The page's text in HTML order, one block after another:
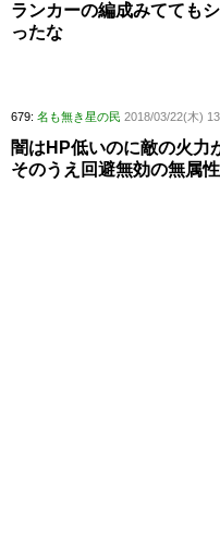
ランカーの編成みてても
ったな
679: 名も無き星の民 2018/03/22(木)
闇はHP低いのに敵の火力
そのうえ回避無効の無属